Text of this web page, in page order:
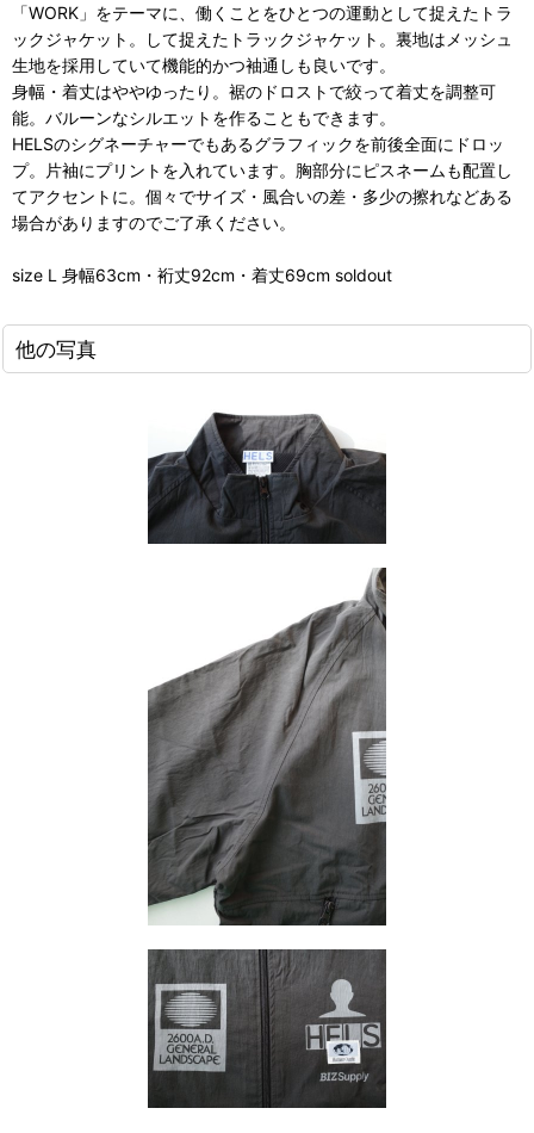
「WORK」をテーマに、働くことをひとつの運動として捉えたトラ
ックジャケット。して捉えたトラックジャケット。裏地はメッシュ
生地を採用していて機能的かつ袖通しも良いです。
身幅・着丈はややゆったり。裾のドロストで絞って着丈を調整可
能。バルーンなシルエットを作ることもできます。
HELSのシグネーチャーでもあるグラフィックを前後全面にドロッ
プ。片袖にプリントを入れています。胸部分にピスネームも配置し
てアクセントに。個々でサイズ・風合いの差・多少の擦れなどある
場合がありますのでご了承ください。
size L 身幅63cm・裄丈92cm・着丈69cm soldout
他の写真